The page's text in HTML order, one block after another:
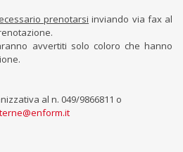
prenotarsi inviando via fax al
avvertiti solo coloro che hanno
al n. 049/9866811 o